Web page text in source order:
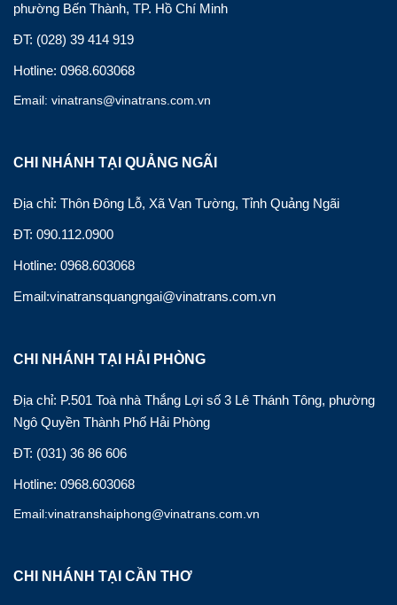
phường Bến Thành, TP. Hồ Chí Minh
ĐT: (028) 39 414 919
Hotline: 0968.603068
Email: vinatrans@vinatrans.com.vn
CHI NHÁNH TẠI QUẢNG NGÃI
Địa chỉ: Thôn Đông Lỗ, Xã Vạn Tường, Tỉnh Quảng Ngãi
ĐT: 090.112.0900
Hotline: 0968.603068
Email:vinatransquangngai@vinatrans.com.vn
CHI NHÁNH TẠI HẢI PHÒNG
Địa chỉ: P.501 Toà nhà Thắng Lợi số 3 Lê Thánh Tông, phường
Ngô Quyền Thành Phố Hải Phòng
ĐT: (031) 36 86 606
Hotline: 0968.603068
Email:vinatranshaiphong@vinatrans.com.vn
CHI NHÁNH TẠI CẦN THƠ